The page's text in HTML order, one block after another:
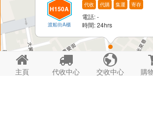

主頁

代收中心

交收中心 購
H150A
渡船街A櫃
代收 代購 集運 寄存
電話: -
時間: 24hrs